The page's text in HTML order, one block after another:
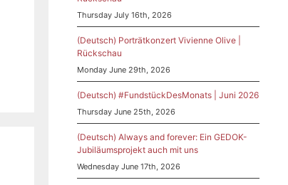
Thursday July 16th, 2026
(Deutsch) Porträtkonzert Vivienne Olive |
Rückschau
Monday June 29th, 2026
(Deutsch) #FundstückDesMonats | Juni 2026
Thursday June 25th, 2026
(Deutsch) Always and forever: Ein GEDOK-
Jubiläumsprojekt auch mit uns
Wednesday June 17th, 2026